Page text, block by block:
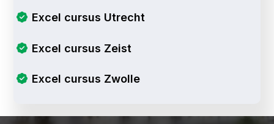
Excel cursus Utrecht
Excel cursus Zeist
Excel cursus Zwolle